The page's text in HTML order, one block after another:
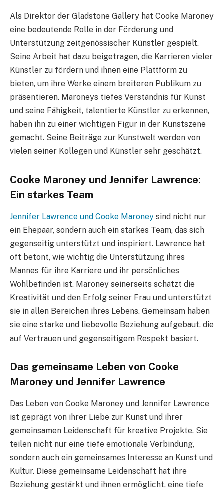
Als Direktor der Gladstone Gallery hat Cooke Maroney
eine bedeutende Rolle in der Förderung und
Unterstützung zeitgenössischer Künstler gespielt.
Seine Arbeit hat dazu beigetragen, die Karrieren vieler
Künstler zu fördern und ihnen eine Plattform zu
bieten, um ihre Werke einem breiteren Publikum zu
präsentieren. Maroneys tiefes Verständnis für Kunst
und seine Fähigkeit, talentierte Künstler zu erkennen,
haben ihn zu einer wichtigen Figur in der Kunstszene
gemacht. Seine Beiträge zur Kunstwelt werden von
vielen seiner Kollegen und Künstler sehr geschätzt.
Cooke Maroney und Jennifer Lawrence:
Ein starkes Team
Jennifer Lawrence und Cooke Maroney sind nicht nur
ein Ehepaar, sondern auch ein starkes Team, das sich
gegenseitig unterstützt und inspiriert. Lawrence hat
oft betont, wie wichtig die Unterstützung ihres
Mannes für ihre Karriere und ihr persönliches
Wohlbefinden ist. Maroney seinerseits schätzt die
Kreativität und den Erfolg seiner Frau und unterstützt
sie in allen Bereichen ihres Lebens. Gemeinsam haben
sie eine starke und liebevolle Beziehung aufgebaut, die
auf Vertrauen und gegenseitigem Respekt basiert.
Das gemeinsame Leben von Cooke
Maroney und Jennifer Lawrence
Das Leben von Cooke Maroney und Jennifer Lawrence
ist geprägt von ihrer Liebe zur Kunst und ihrer
gemeinsamen Leidenschaft für kreative Projekte. Sie
teilen nicht nur eine tiefe emotionale Verbindung,
sondern auch ein gemeinsames Interesse an Kunst und
Kultur. Diese gemeinsame Leidenschaft hat ihre
Beziehung gestärkt und ihnen ermöglicht, eine tiefe